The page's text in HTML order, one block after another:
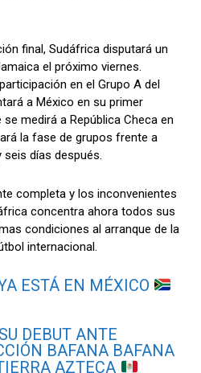
final, Sudáfrica disputará un
el próximo viernes.
en el Grupo A del
a México en su primer
medirá a República Checa en
la fase de grupos frente a
seis días después.
completa y los inconvenientes
concentra ahora todos sus
condiciones al arranque de la
internacional.
ESTÁ EN MÉXICO
DEBUT ANTE
BAFANA BAFANA
AZTECA